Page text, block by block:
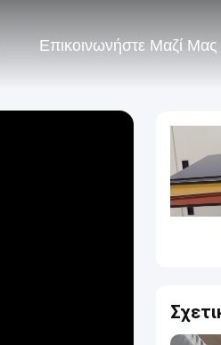
Επικοινωνήστε Μαζί Μας